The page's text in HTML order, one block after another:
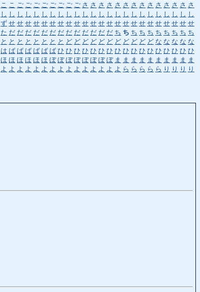
こ こ ご ご ご ご ご ご ご ご さ さ さ さ さ さ さ さ さ さ さ さ さ さ
し し し し し し し し し し し し し し し し し し し し し し し し
ず せ せ せ せ せ せ せ せ せ せ せ せ せ せ せ せ せ せ せ せ せ せ せ
た だ だ だ だ だ だ だ だ だ だ だ だ だ ち ち ち ち ち ち ち ち ち ち
と と と と と と と と ど ど ど ど ど ど ど ど ど ど ど な な な な な
は ば ば ば ば ば ば ひ ひ ひ ひ ひ ひ ひ ひ ひ ひ ひ ひ ひ ひ ひ ひ ひ
ほ ほ ほ ほ ほ ほ ぼ ぼ ぼ ぼ ぼ ぼ ぼ ぼ ま ま ま ま ま ま ま ま ま ま
よ よ よ よ よ よ よ よ よ よ よ よ よ よ よ ら ら ら ら ら り り り り